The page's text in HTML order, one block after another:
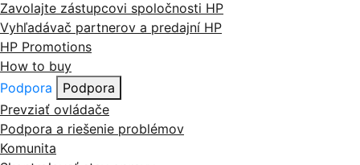
Zavolajte zástupcovi spoločnosti HP
Vyhľadávač partnerov a predajní HP
HP Promotions
How to buy
Podpora
Podpora
Prevziať ovládače
Podpora a riešenie problémov
Komunita